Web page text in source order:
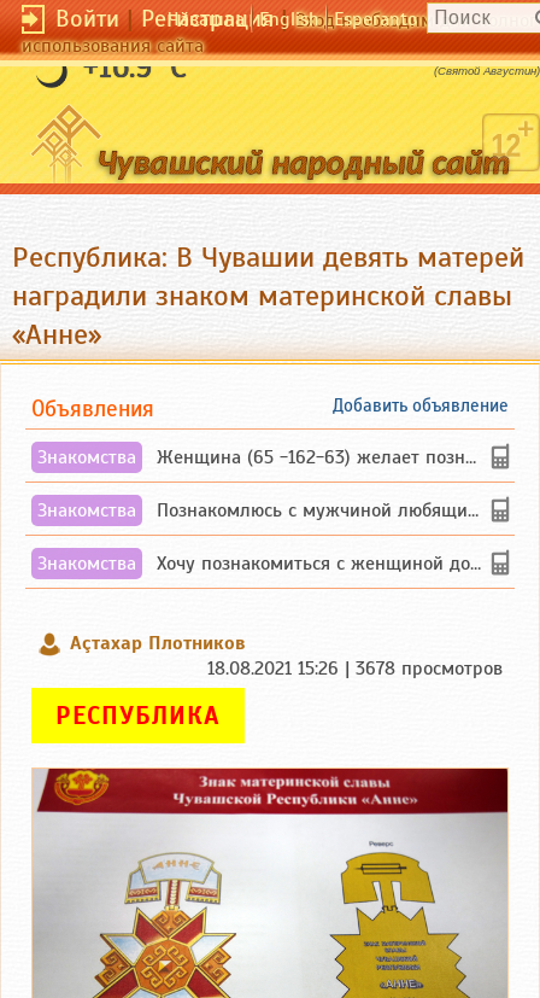
Войти|Регистрация|Вход необходим для
использования сайта
Чӑвашла English Esperanto
+16.9 °C Возлюби Бога и поступай как хочешь.
(Святой Августин)
Республика: В Чувашии девять матерей
наградили знаком материнской славы
«Анне»
Добавить объявление
Объявления
Знакомства Женщина (65 -162-63) желает познакомиться с одиноким, добродушным, без вредных ...
Знакомства Познакомлюсь с мужчиной любящим танцевать и петь на родном чувашском языке
Знакомства Хочу познакомиться с женщиной до 55 лет чувашской или русской национальности дл...
Аçтахар Плотников
18.08.2021 15:26 | 3678 просмотров
РЕСПУБЛИКА